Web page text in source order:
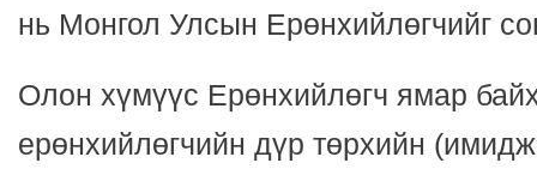
нь Монгол Улсын Ерөнхийлөгчийг
Олон хүмүүс Ерөнхийлөгч ямар байх
ерөнхийлөгчийн дүр төрхийн